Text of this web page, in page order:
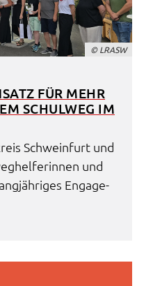
© LRASW
FÜR MEHR
SCHUL­WEG IM
Schwein­furt und
und
Enga­ge­